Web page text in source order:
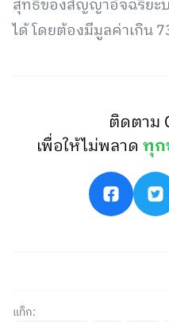
สุทธิของสัญญาอัจฉริยะบ
ได้ โดยต้องมีมูลค่าเกิน
ติดตาม
เพื่อให้ไม่พลาดทุก
แท็ก: